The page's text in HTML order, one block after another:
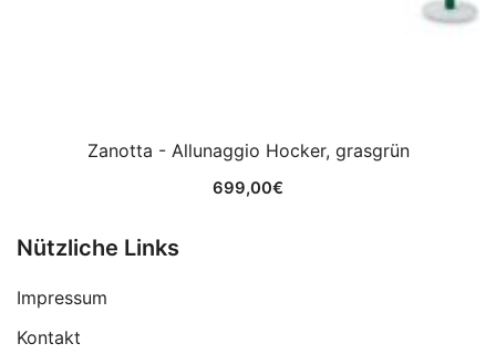
Zanotta - Allunaggio Hocker, grasgrün
699,00€
Nützliche Links
Impressum
Kontakt